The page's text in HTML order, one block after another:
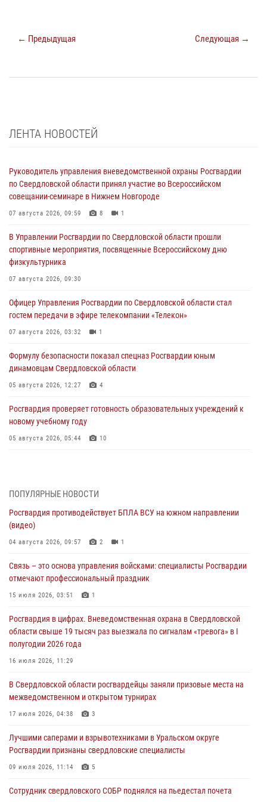
← Предыдущая Следующая →
ЛЕНТА НОВОСТЕЙ
Руководитель управления вневедомственной охраны Росгвардии
по Свердловской области принял участие во Всероссийском
совещании-семинаре в Нижнем Новгороде
07 августа 2026, 09:59 8 1
В Управлении Росгвардии по Свердловской области прошли
спортивные мероприятия, посвященные Всероссийскому дню
физкультурника
07 августа 2026, 09:30
Офицер Управления Росгвардии по Свердловской области стал
гостем передачи в эфире телекомпании «Телекон»
07 августа 2026, 03:32 1
Формулу безопасности показал спецназ Росгвардии юным
динамовцам Свердловской области
05 августа 2026, 12:27 4
Росгвардия проверяет готовность образовательных учреждений к
новому учебному году
05 августа 2026, 05:44 10
04 августа 2026, 09:57 2
Росгвардия приняла участие в обеспечении безопасности Дня
города в Екатеринбурге
03 августа 2026, 07:43 3
Росгвардия приняла участие в межведомственном
антитеррористическом учении в Свердловской области
31 июля 2026, 12:27 1
Росгвардия обеспечивает безопасность граждан на южном
направлении
31 июля 2026, 06:56
рассказал об итогах работы подразделения в эфире телекомпании
«Телекон»
30 июля 2026, 11:33 1
ПОПУЛЯРНЫЕ НОВОСТИ
Росгвардия противодействует БПЛА ВСУ на южном направлении
(видео)
04 августа 2026, 09:57 2 1
Связь – это основа управления войсками: специалисты Росгвардии
отмечают профессиональный праздник
15 июля 2026, 03:51 1
Росгвардия в цифрах. Вневедомственная охрана в Свердловской
области свыше 19 тысяч раз выезжала по сигналам «тревога» в I
полугодии 2026 года
16 июля 2026, 11:29
В Свердловской области росгвардейцы заняли призовые места на
межведомственном и открытом турнирах
17 июля 2026, 04:38 3
Лучшими саперами и взрывотехниками в Уральском округе
Росгвардии признаны свердловские специалисты
09 июля 2026, 11:14 5
Сотрудник свердловского СОБР поднялся на пьедестал почета